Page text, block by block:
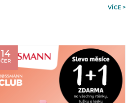
VÍCE >
14
ČER